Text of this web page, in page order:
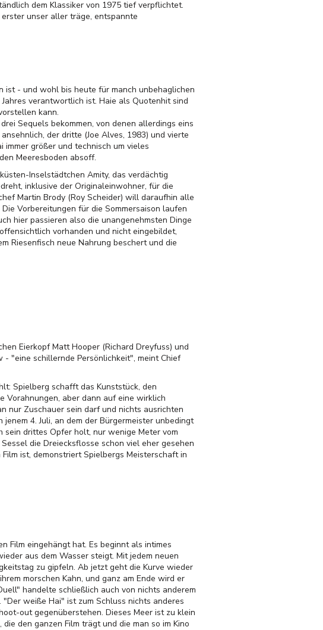
dem Klassiker von 1975 tief verpflichtet.
unser aller träge, entspannte
ist - und wohl bis heute für manch unbehaglichen
verantwortlich ist. Haie als Quotenhit sind
kann.
Sequels bekommen, von denen allerdings eins
der dritte (Joe Alves, 1983) und vierte
immer größer und technisch um vieles
Meeresboden absoff.
Inselstädtchen Amity, das verdächtig
inklusive der Originaleinwohner, für die
Martin Brody (Roy Scheider) will daraufhin alle
Vorbereitungen für die Sommersaison laufen
hier passieren also die unangenehmsten Dinge
vorhanden und nicht eingebildet,
Riesenfisch neue Nahrung beschert und die
Eierkopf Matt Hooper (Richard Dreyfuss) und
"eine schillernde Persönlichkeit", meint Chief
Spielberg schafft das Kunststück, den
Vorahnungen, aber dann auf eine wirklich
nur Zuschauer sein darf und nichts ausrichten
4. Juli, an dem der Bürgermeister unbedingt
sein drittes Opfer holt, nur wenige Meter vom
die Dreiecksflosse schon viel eher gesehen
ist, demonstriert Spielbergs Meisterschaft in
Film eingehängt hat. Es beginnt als intimes
aus dem Wasser steigt. Mit jedem neuen
zu gipfeln. Ab jetzt geht die Kurve wieder
morschen Kahn, und ganz am Ende wird er
handelte schließlich auch von nichts anderem
weiße Hai" ist zum Schluss nichts anderes
out gegenüberstehen. Dieses Meer ist zu klein
den ganzen Film trägt und die man so im Kino